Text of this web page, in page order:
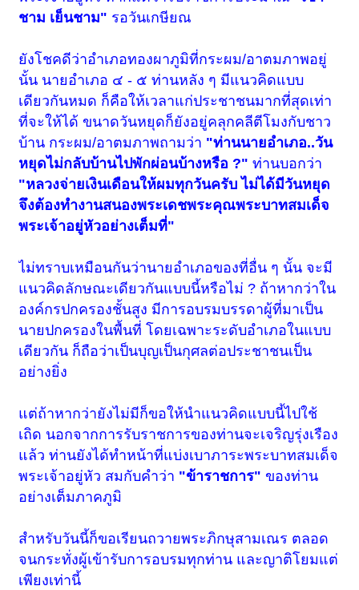
ชาม เย็นชาม" รอวันเกษียณ
ยังโชคดีว่าอำเภอทองผาภูมิที่กระผม/อาตมภาพอยู่
นั้น นายอำเภอ ๔ - ๕ ท่านหลัง ๆ มีแนวคิดแบบ
เดียวกันหมด ก็คือให้เวลาแก่ประชาชนมากที่สุดเท่า
ที่จะให้ได้ ขนาดวันหยุดก็ยังอยู่คลุกคลีตีโมงกับชาว
บ้าน กระผม/อาตมภาพถามว่า "ท่านนายอำเภอ..วัน
หยุดไม่กลับบ้านไปพักผ่อนบ้างหรือ ?"ท่านบอกว่า
"หลวงจ่ายเงินเดือนให้ผมทุกวันครับ ไม่ได้มีวันหยุด
จึงต้องทำงานสนองพระเดชพระคุณพระบาทสมเด็จ
พระเจ้าอยู่หัวอย่างเต็มที่"
ไม่ทราบเหมือนกันว่านายอำเภอของที่อื่น ๆ นั้น จะมี
แนวคิดลักษณะเดียวกันแบบนี้หรือไม่ ? ถ้าหากว่าใน
องค์กรปกครองชั้นสูง มีการอบรมบรรดาผู้ที่มาเป็น
นายปกครองในพื้นที่ โดยเฉพาะระดับอำเภอในแบบ
เดียวกัน ก็ถือว่าเป็นบุญเป็นกุศลต่อประชาชนเป็น
อย่างยิ่ง
แต่ถ้าหากว่ายังไม่มีก็ขอให้นำแนวคิดแบบนี้ไปใช้
เถิด นอกจากการรับราชการของท่านจะเจริญรุ่งเรือง
แล้ว ท่านยังได้ทำหน้าที่แบ่งเบาภาระพระบาทสมเด็จ
พระเจ้าอยู่หัว สมกับคำว่า "ข้าราชการ" ของท่าน
อย่างเต็มภาคภูมิ
สำหรับวันนี้ก็ขอเรียนถวายพระภิกษุสามเณร ตลอด
จนกระทั่งผู้เข้ารับการอบรมทุกท่าน และญาติโยมแต่
เพียงเท่านี้